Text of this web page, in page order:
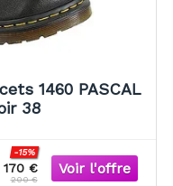
1460 PASCAL
VIRGINIA noir 38
170 €
-15%
200 €